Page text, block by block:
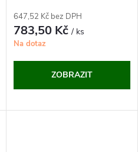
647,52 Kč bez DPH
783,50 Kč/ ks
Na dotaz
ZOBRAZIT